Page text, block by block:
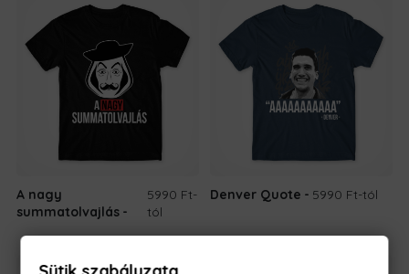
A nagy
summatolvajlás
5990 Ft-
tól
Denver Quote 5990 Ft-tól